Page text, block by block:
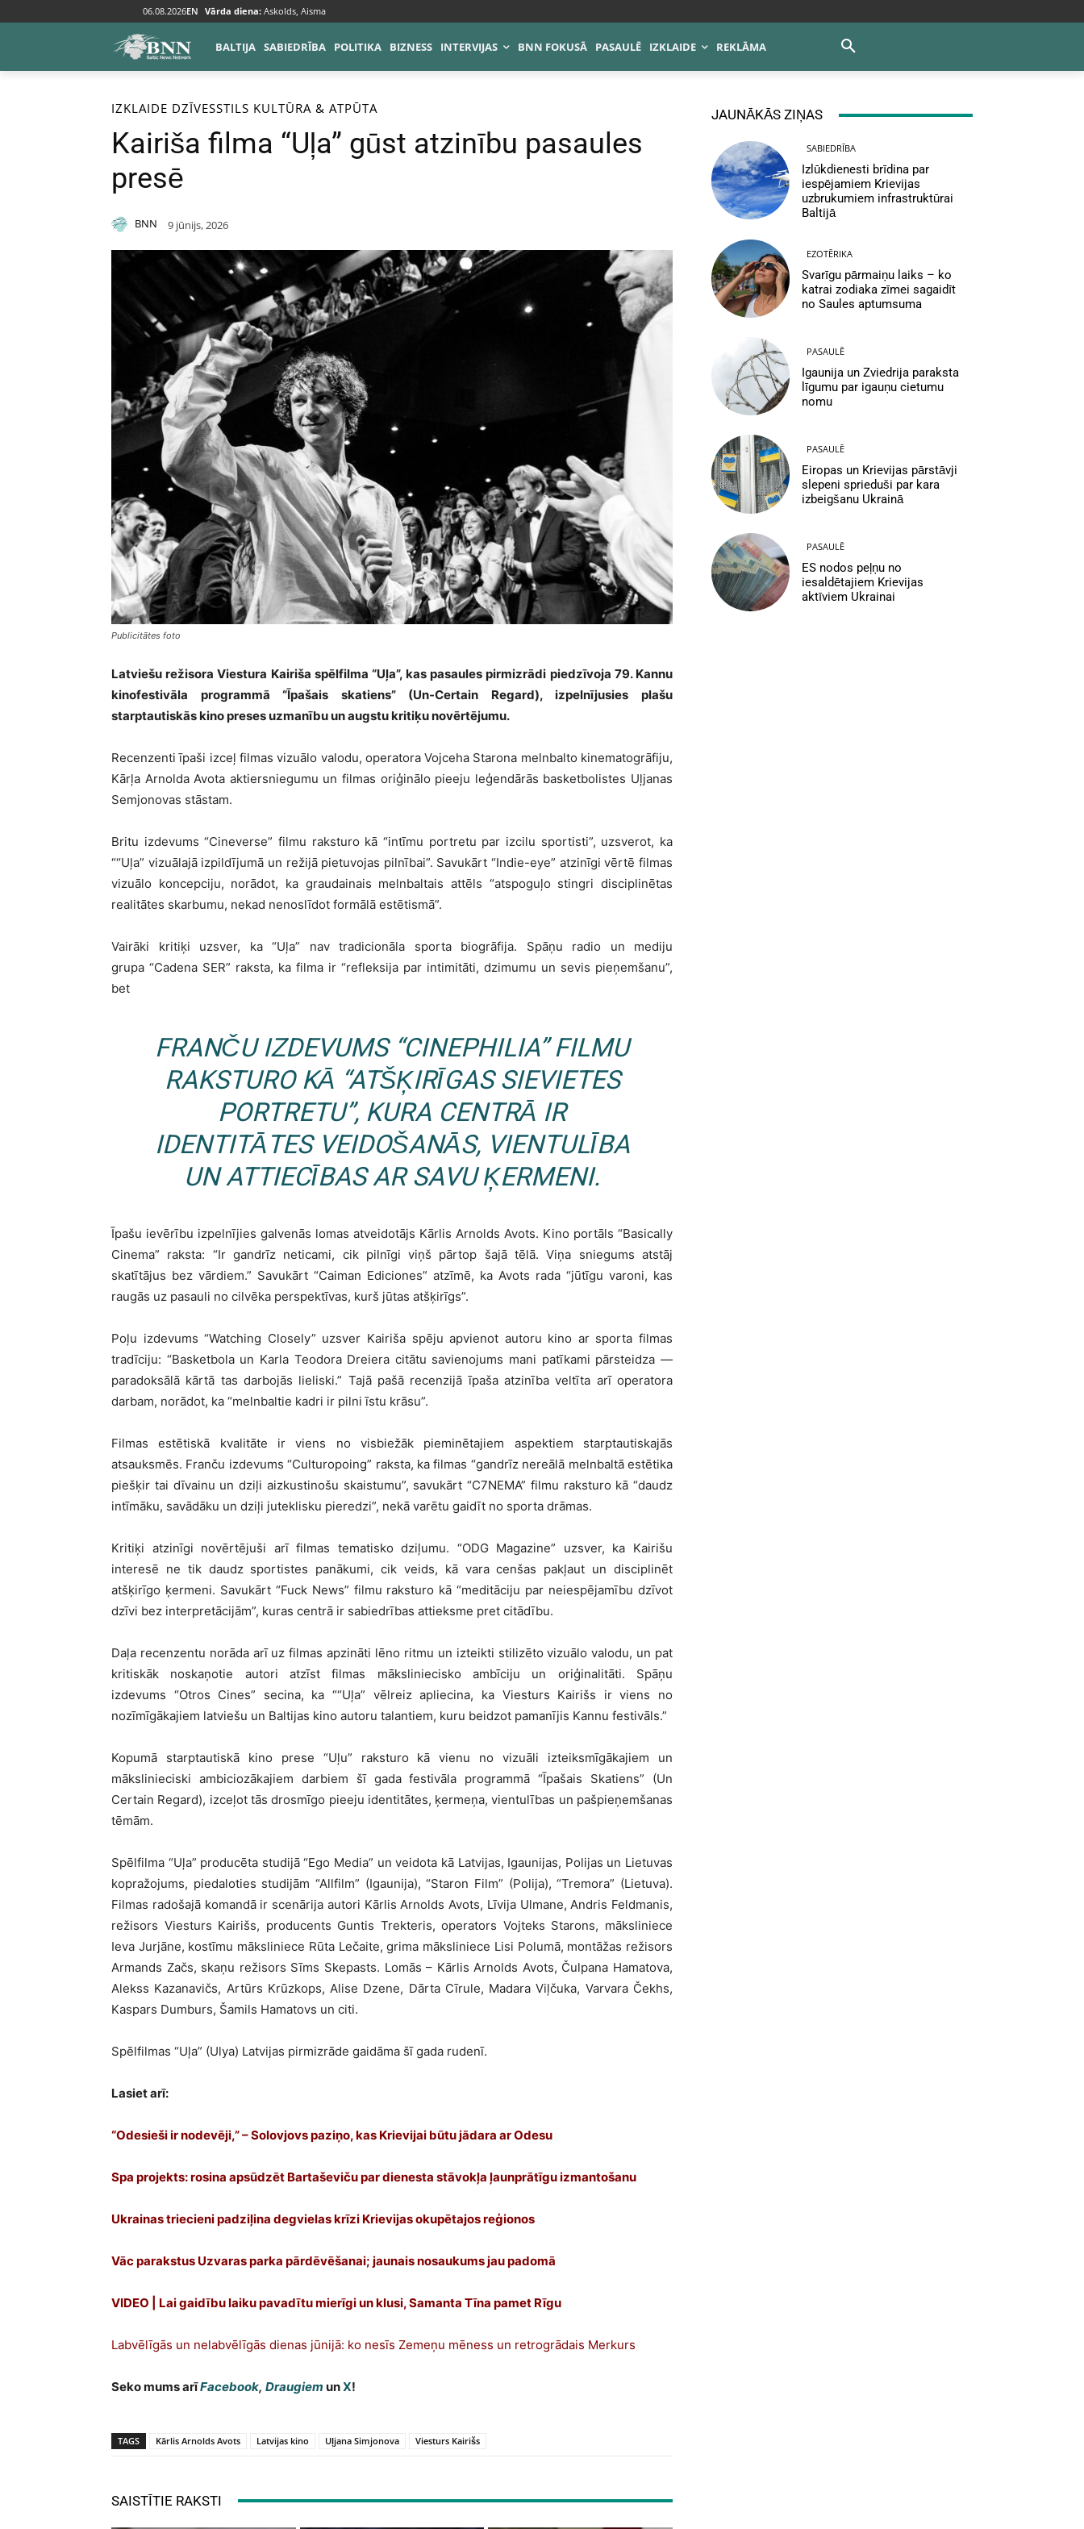
06.08.2026EN Vārda diena: Askolds, Aisma
BALTIJA SABIEDRĪBA POLITIKA BIZNESS INTERVIJAS BNN FOKUSĀ PASAULĒ IZKLAIDE REKLĀMA
Sākums Izklaide Dzīvesstils
IZKLAIDE DZĪVESSTILS KULTŪRA & ATPŪTA
Kairiša filma “Uļa” gūst atzinību pasaules
presē
BNN 9 jūnijs, 2026
Publicitātes foto
Latviešu režisora Viestura Kairiša spēlfilma “Uļa”, kas pasaules pirmizrādi piedzīvoja 79. Kannu
kinofestivāla programmā “Īpašais skatiens” (Un-Certain Regard), izpelnījusies plašu
starptautiskās kino preses uzmanību un augstu kritiķu novērtējumu.
Recenzenti īpaši izceļ filmas vizuālo valodu, operatora Vojceha Starona melnbalto kinematogrāfiju,
Kārļa Arnolda Avota aktiersniegumu un filmas oriģinālo pieeju leģendārās basketbolistes Uļjanas
Semjonovas stāstam.
Britu izdevums “Cineverse” filmu raksturo kā “intīmu portretu par izcilu sportisti”, uzsverot, ka
““Uļa” vizuālajā izpildījumā un režijā pietuvojas pilnībai”. Savukārt “Indie-eye” atzinīgi vērtē filmas
vizuālo koncepciju, norādot, ka graudainais melnbaltais attēls “atspoguļo stingri disciplinētas
realitātes skarbumu, nekad nenoslīdot formālā estētismā”.
Vairāki kritiķi uzsver, ka “Uļa” nav tradicionāla sporta biogrāfija. Spāņu radio un mediju
grupa “Cadena SER” raksta, ka filma ir “refleksija par intimitāti, dzimumu un sevis pieņemšanu”,
bet
FRANČU IZDEVUMS “CINEPHILIA” FILMU
RAKSTURO KĀ “ATŠĶIRĪGAS SIEVIETES
PORTRETU”, KURA CENTRĀ IR
IDENTITĀTES VEIDOŠANĀS, VIENTULĪBA
UN ATTIECĪBAS AR SAVU ĶERMENI.
Īpašu ievērību izpelnījies galvenās lomas atveidotājs Kārlis Arnolds Avots. Kino portāls “Basically
Cinema” raksta: “Ir gandrīz neticami, cik pilnīgi viņš pārtop šajā tēlā. Viņa sniegums atstāj
skatītājus bez vārdiem.” Savukārt “Caiman Ediciones” atzīmē, ka Avots rada “jūtīgu varoni, kas
raugās uz pasauli no cilvēka perspektīvas, kurš jūtas atšķirīgs”.
Poļu izdevums “Watching Closely” uzsver Kairiša spēju apvienot autoru kino ar sporta filmas
tradīciju: “Basketbola un Karla Teodora Dreiera citātu savienojums mani patīkami pārsteidza —
paradoksālā kārtā tas darbojās lieliski.” Tajā pašā recenzijā īpaša atzinība veltīta arī operatora
darbam, norādot, ka “melnbaltie kadri ir pilni īstu krāsu”.
Filmas estētiskā kvalitāte ir viens no visbiežāk pieminētajiem aspektiem starptautiskajās
atsauksmēs. Franču izdevums “Culturopoing” raksta, ka filmas “gandrīz nereālā melnbaltā estētika
piešķir tai dīvainu un dziļi aizkustinošu skaistumu”, savukārt “C7NEMA” filmu raksturo kā “daudz
intīmāku, savādāku un dziļi juteklisku pieredzi”, nekā varētu gaidīt no sporta drāmas.
Kritiķi atzinīgi novērtējuši arī filmas tematisko dziļumu. “ODG Magazine” uzsver, ka Kairišu
interesē ne tik daudz sportistes panākumi, cik veids, kā vara cenšas pakļaut un disciplinēt
atšķirīgo ķermeni. Savukārt “Fuck News” filmu raksturo kā “meditāciju par neiespējamību dzīvot
dzīvi bez interpretācijām”, kuras centrā ir sabiedrības attieksme pret citādību.
Daļa recenzentu norāda arī uz filmas apzināti lēno ritmu un izteikti stilizēto vizuālo valodu, un pat
kritiskāk noskaņotie autori atzīst filmas māksliniecisko ambīciju un oriģinalitāti. Spāņu
izdevums “Otros Cines” secina, ka ““Uļa” vēlreiz apliecina, ka Viesturs Kairišs ir viens no
nozīmīgākajiem latviešu un Baltijas kino autoru talantiem, kuru beidzot pamanījis Kannu festivāls.”
Kopumā starptautiskā kino prese “Uļu” raksturo kā vienu no vizuāli izteiksmīgākajiem un
mākslinieciski ambiciozākajiem darbiem šī gada festivāla programmā “Īpašais Skatiens” (Un
Certain Regard), izceļot tās drosmīgo pieeju identitātes, ķermeņa, vientulības un pašpieņemšanas
tēmām.
Spēlfilma “Uļa” producēta studijā “Ego Media” un veidota kā Latvijas, Igaunijas, Polijas un Lietuvas
kopražojums, piedaloties studijām “Allfilm” (Igaunija), “Staron Film” (Polija), “Tremora” (Lietuva).
Filmas radošajā komandā ir scenārija autori Kārlis Arnolds Avots, Līvija Ulmane, Andris Feldmanis,
režisors Viesturs Kairišs, producents Guntis Trekteris, operators Vojteks Starons, māksliniece
Ieva Jurjāne, kostīmu māksliniece Rūta Lečaite, grima māksliniece Lisi Polumā, montāžas režisors
Armands Začs, skaņu režisors Sīms Skepasts. Lomās – Kārlis Arnolds Avots, Čulpana Hamatova,
Alekss Kazanavičs, Artūrs Krūzkops, Alise Dzene, Dārta Cīrule, Madara Viļčuka, Varvara Čekhs,
Kaspars Dumburs, Šamils Hamatovs un citi.
Spēlfilmas “Uļa” (Ulya) Latvijas pirmizrāde gaidāma šī gada rudenī.
Lasiet arī:
“Odesieši ir nodevēji,” – Solovjovs paziņo, kas Krievijai būtu jādara ar Odesu
Spa projekts: rosina apsūdzēt Bartaševiču par dienesta stāvokļa ļaunprātīgu izmantošanu
Ukrainas triecieni padziļina degvielas krīzi Krievijas okupētajos reģionos
Vāc parakstus Uzvaras parka pārdēvēšanai; jaunais nosaukums jau padomā
VIDEO | Lai gaidību laiku pavadītu mierīgi un klusi, Samanta Tīna pamet Rīgu
Labvēlīgās un nelabvēlīgās dienas jūnijā: ko nesīs Zemeņu mēness un retrogrādais Merkurs
Seko mums arīFacebook, Draugiem unX!
TAGS Kārlis Arnolds Avots Latvijas kino Uļjana Simjonova Viesturs Kairišs
SAISTĪTIE RAKSTI
JAUNĀKĀS ZIŅAS
SABIEDRĪBA
Izlūkdienesti brīdina par
iespējamiem Krievijas
uzbrukumiem infrastruktūrai
Baltijā
EZOTĒRIKA
Svarīgu pārmaiņu laiks – ko
katrai zodiaka zīmei sagaidīt
no Saules aptumsuma
PASAULĒ
Igaunija un Zviedrija paraksta
līgumu par igauņu cietumu
nomu
PASAULĒ
Eiropas un Krievijas pārstāvji
slepeni sprieduši par kara
izbeigšanu Ukrainā
PASAULĒ
ES nodos peļņu no
iesaldētajiem Krievijas
aktīviem Ukrainai